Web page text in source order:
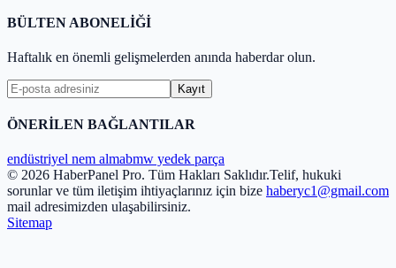
BÜLTEN ABONELİĞİ
Haftalık en önemli gelişmelerden anında haberdar olun.
Kayıt
ÖNERİLEN BAĞLANTILAR
endüstriyel nem almabmw yedek parça
© 2026 HaberPanel Pro. Tüm Hakları Saklıdır.Telif, hukuki
sorunlar ve tüm iletişim ihtiyaçlarınız için bize haberyc1@gmail.com
mail adresimizden ulaşabilirsiniz.
Sitemap